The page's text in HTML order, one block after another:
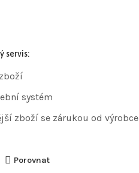
servis:
systém
zboží se zárukou od výrobce
Porovnat